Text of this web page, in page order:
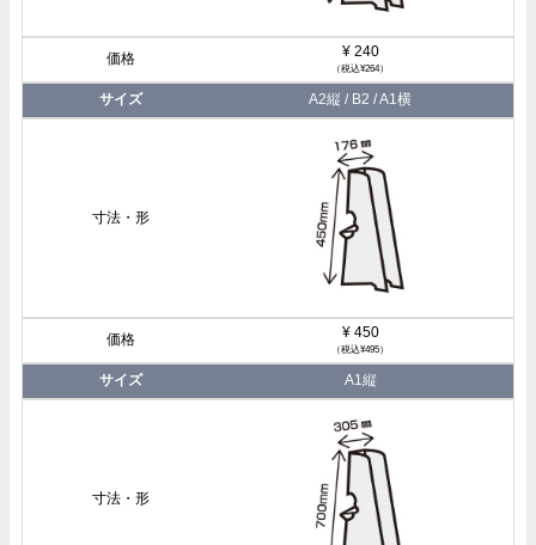
¥ 240
（税込¥264）
A2縦 / B2 / A1横
¥ 450
（税込¥495）
A1縦